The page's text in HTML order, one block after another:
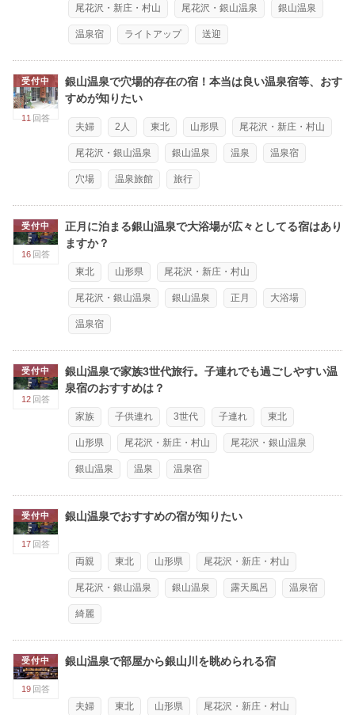
尾花沢・新庄・村山 尾花沢・銀山温泉 銀山温泉
温泉宿 ライトアップ 送迎
受付中
11 回答
銀山温泉で穴場的存在の宿！本当は良い温泉宿等、おす
すめが知りたい
夫婦 2人 東北 山形県 尾花沢・新庄・村山
尾花沢・銀山温泉 銀山温泉 温泉 温泉宿
穴場 温泉旅館 旅行
受付中
16 回答
正月に泊まる銀山温泉で大浴場が広々としてる宿はあり
ますか？
東北 山形県 尾花沢・新庄・村山
尾花沢・銀山温泉 銀山温泉 正月 大浴場
温泉宿
受付中
12 回答
銀山温泉で家族3世代旅行。子連れでも過ごしやすい温
泉宿のおすすめは？
家族 子供連れ 3世代 子連れ 東北
山形県 尾花沢・新庄・村山 尾花沢・銀山温泉
銀山温泉 温泉 温泉宿
受付中
17 回答
銀山温泉でおすすめの宿が知りたい
両親 東北 山形県 尾花沢・新庄・村山
尾花沢・銀山温泉 銀山温泉 露天風呂 温泉宿
綺麗
受付中
19 回答
銀山温泉で部屋から銀山川を眺められる宿
夫婦 東北 山形県 尾花沢・新庄・村山